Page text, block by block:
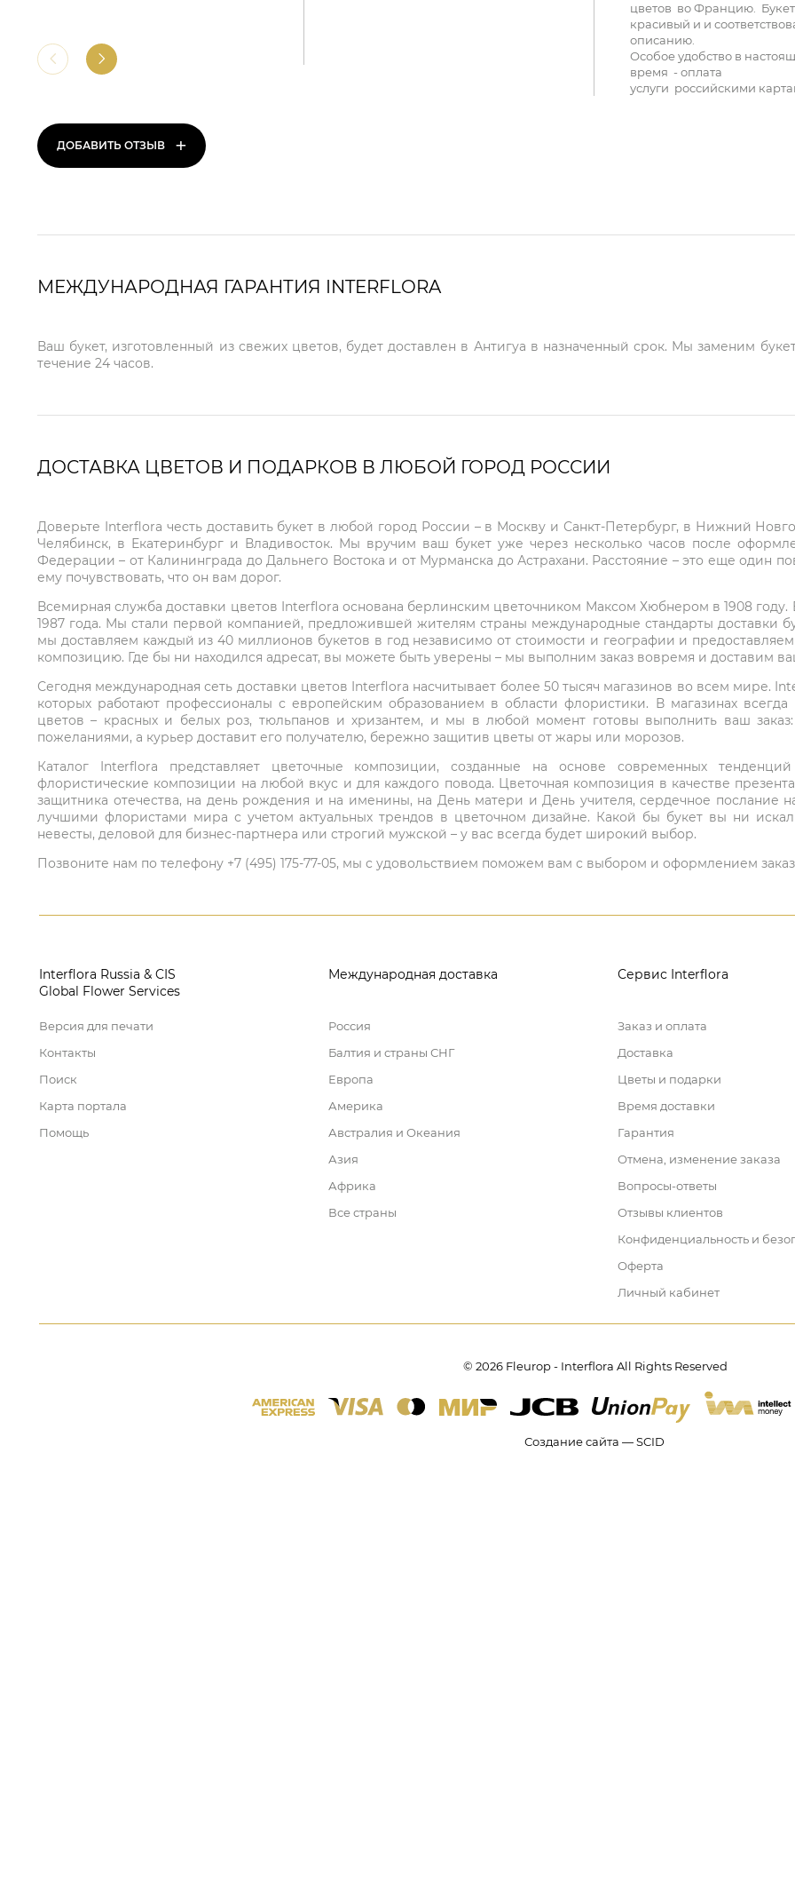
ДОБАВИТЬ ОТЗЫВ +
цветов во Францию.
красивый и и
описанию.
Особое удобство в
время - оплата
услуги российскими
МЕЖДУНАРОДНАЯ ГАРАНТИЯ INTERFLORA
Ваш букет, изготовленный из свежих цветов, будет доставлен в Антигуа в назначенный срок. Мы заменим
течение 24 часов.
ДОСТАВКА ЦВЕТОВ И ПОДАРКОВ В ЛЮБОЙ ГОРОД РОССИИ
Доверьте Interflora честь доставить букет в любой город России – в Москву и Санкт-Петербург, в Нижний
Челябинск, в Екатеринбург и Владивосток. Мы вручим ваш букет уже через несколько часов после
Федерации – от Калининграда до Дальнего Востока и от Мурманска до Астрахани. Расстояние – это еще один
ему почувствовать, что он вам дорог.
Всемирная служба доставки цветов Interflora основана берлинским цветочником Максом Хюбнером в 1908
1987 года. Мы стали первой компанией, предложившей жителям страны международные стандарты доставки
мы доставляем каждый из 40 миллионов букетов в год независимо от стоимости и географии и
композицию. Где бы ни находился адресат, вы можете быть уверены – мы выполним заказ вовремя и доставим
Сегодня международная сеть доставки цветов Interflora насчитывает более 50 тысяч магазинов во всем мире.
которых работают профессионалы с европейским образованием в области флористики. В магазинах
цветов – красных и белых роз, тюльпанов и хризантем, и мы в любой момент готовы выполнить ваш
пожеланиями, а курьер доставит его получателю, бережно защитив цветы от жары или морозов.
Каталог Interflora представляет цветочные композиции, созданные на основе современных
флористические композиции на любой вкус и для каждого повода. Цветочная композиция в качестве
защитника отечества, на день рождения и на именины, на День матери и День учителя, сердечное послание
лучшими флористами мира с учетом актуальных трендов в цветочном дизайне. Какой бы букет вы ни
невесты, деловой для бизнес-партнера или строгий мужской – у вас всегда будет широкий выбор.
Позвоните нам по телефону +7 (495) 175-77-05, мы с удовольствием поможем вам с выбором и оформлением
Interflora Russia & CIS
Global Flower Services
Версия для печати
Контакты
Поиск
Карта портала
Помощь
Международная доставка
Россия
Балтия и страны СНГ
Европа
Америка
Австралия и Океания
Азия
Африка
Все страны
Сервис Interflora
Заказ и оплата
Доставка
Цветы и подарки
Время доставки
Гарантия
Отмена, изменение заказа
Вопросы-ответы
Отзывы клиентов
Конфиденциальность и
Оферта
Личный кабинет
© 2026 Fleurop - Interflora All Rights Reserved
Создание сайта — SCID